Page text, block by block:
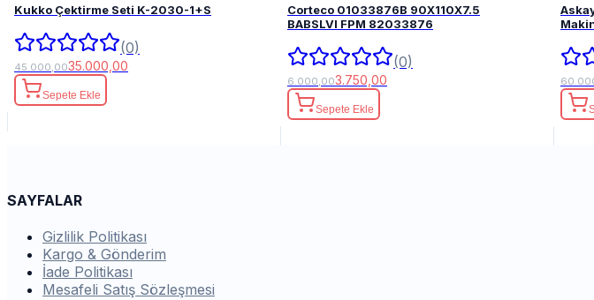
Kukko Çektirme Seti K-2030-1+S
(0)
45.000,0035.000,00
Sepete Ekle
Corteco 01033876B 90X110X7.5
BABSLVI FPM 82033876
(0)
6.000,003.750,00
Sepete Ekle
SAYFALAR
Gizlilik Politikası
Kargo & Gönderim
İade Politikası
Mesafeli Satış Sözleşmesi